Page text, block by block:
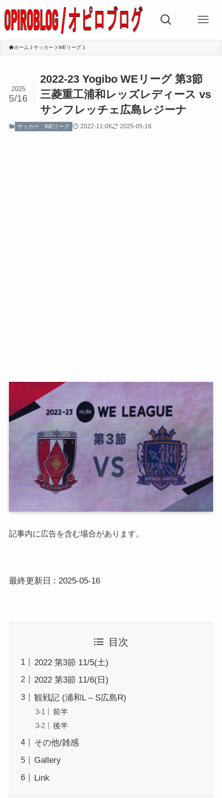
ホーム サッカー WEリーグ
2022-23 Yogibo WEリーグ 第3節
三菱重工浦和レッズレディース vs
サンフレッチェ広島レジーナ
2025
5/16
サッカー WEリーグ 2022-11-06 2025-05-16
記事内に広告を含む場合があります。
最終更新日 : 2025-05-16
目次
2022 第3節 11/5(土)
2022 第3節 11/6(日)
観戦記 (浦和L – S広島R)
前半
後半
その他/雑感
Gallery
Link